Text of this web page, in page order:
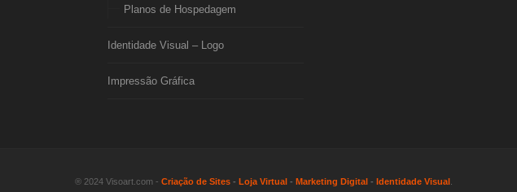
Planos de Hospedagem
Identidade Visual – Logo
Impressão Gráfica
® 2024 Visoart.com - Criação de Sites - Loja Virtual - Marketing Digital - Identidade Visual